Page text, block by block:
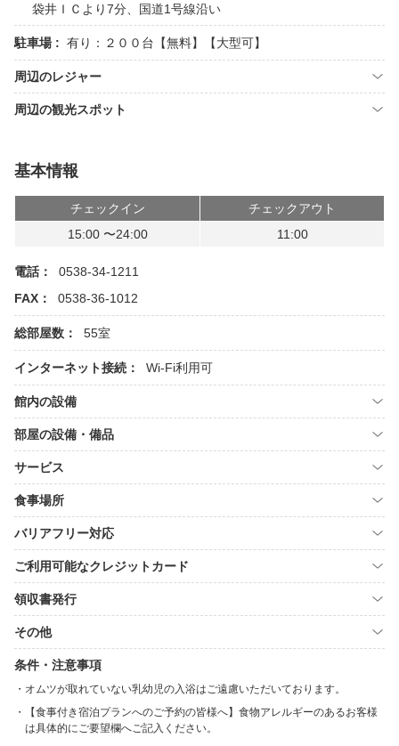
袋井ＩＣより7分、国道1号線沿い
駐車場 : 有り：２００台【無料】【大型可】
周辺のレジャー
周辺の観光スポット
基本情報
チェックイン
チェックアウト
15:00 〜24:00
11:00
電話：
0538-34-1211
FAX：
0538-36-1012
総部屋数： 55室
インターネット接続： Wi-Fi利用可
館内の設備
部屋の設備・備品
サービス
食事場所
バリアフリー対応
ご利用可能なクレジットカード
領収書発行
その他
条件・注意事項
オムツが取れていない乳幼児の入浴はご遠慮いただいております。
【食事付き宿泊プランへのご予約の皆様へ】食物アレルギーのあるお客様
は具体的にご要望欄へご記入ください。